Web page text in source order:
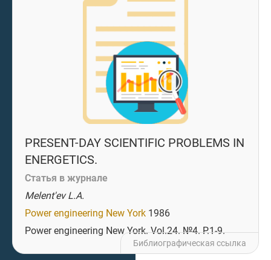
PRESENT-DAY SCIENTIFIC PROBLEMS IN
ENERGETICS.
Статья в журнале
Melent'ev L.A.
Power engineering New York 1986
Power engineering New York. Vol.24. №4. P.1-9.
Библиографическая ссылка